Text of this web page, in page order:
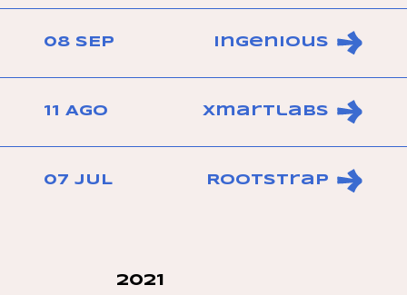
08 SEP Ingenious
11 AGO Xmartlabs
07 JUL Rootstrap
2021